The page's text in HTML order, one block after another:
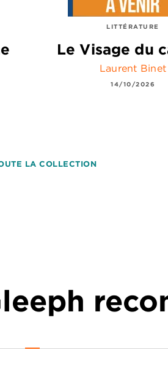
LITTÉRATURE
Le Visage du
Laurent Binet
14/10/2026
LA COLLECTION